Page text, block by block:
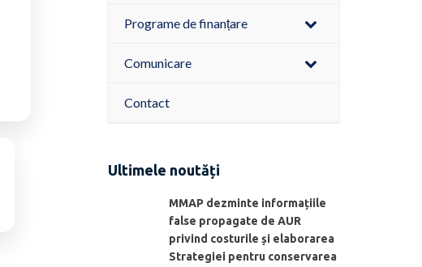
Programe de finanțare
Comunicare
Contact
Ultimele noutăți
MMAP dezminte informațiile
false propagate de AUR
privind costurile și elaborarea
Strategiei pentru conservarea